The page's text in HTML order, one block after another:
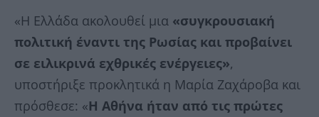
«Η Ελλάδα ακολουθεί μια «συγκρουσιακή
πολιτική έναντι της Ρωσίας και προβαίνει
σε ειλικρινά εχθρικές ενέργειες»,
υποστήριξε προκλητικά η Μαρία Ζαχάροβα και
πρόσθεσε: «Η Αθήνα ήταν από τις πρώτες